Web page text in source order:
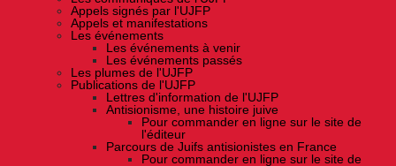
Appels signés par l'UJFP
Appels et manifestations
Les événements
Les événements à venir
Les événements passés
Les plumes de l'UJFP
Publications de l'UJFP
Lettres d'information de l'UJFP
Antisionisme, une histoire juive
Pour commander en ligne sur le site de
l'éditeur
Parcours de Juifs antisionistes en France
Pour commander en ligne sur le site de